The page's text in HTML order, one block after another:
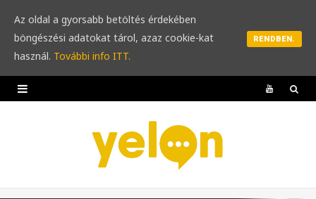
Y
u
Az oldal a gyorsabb betöltés érdekében
böngészési adatokat tárol, azaz cookie-kat
használ. További info ITT.
RENDBEN.